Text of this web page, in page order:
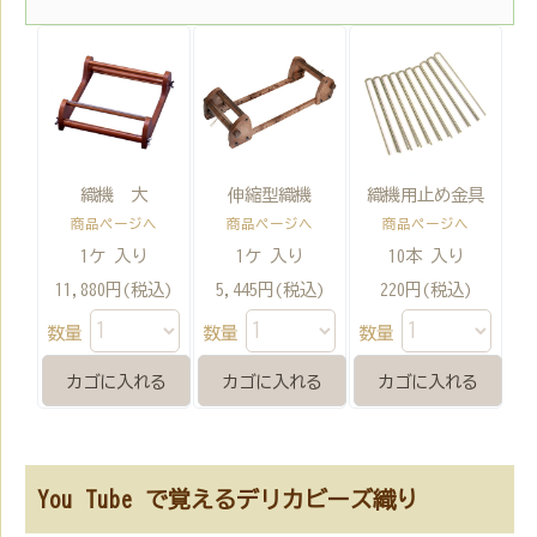
織機 大
商品ページへ
1ケ 入り
11,880円(税込)
数量
伸縮型織機
商品ページへ
1ケ 入り
5,445円(税込)
数量
織機用止め金具
商品ページへ
10本 入り
220円(税込)
数量
You Tube で覚えるデリカビーズ織り